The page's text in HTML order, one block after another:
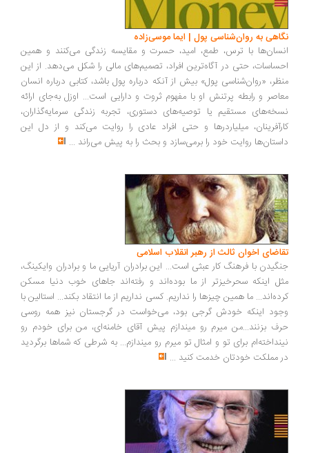
نگاهی به روان‌شناسی پول | ایما موسی‌زاده
انسان‌ها با ترس، طمع، امید، حسرت و مقایسه زندگی می‌کنند و همین
احساسات، حتی در آگاه‌ترین افراد، تصمیم‌های مالی را شکل می‌دهد. از این
منظر، «روان‌شناسی پول» بیش از آنکه درباره پول باشد، کتابی درباره انسان
معاصر و رابطه پرتنش او با مفهوم ثروت و دارایی است... اوزل به‌جای ارائه
نسخه‌های مستقیم یا توصیه‌های دستوری، تجربه زندگی سرمایه‌گذاران،
کارآفرینان، میلیاردرها و حتی افراد عادی را روایت می‌کند و از دل این
داستان‌ها روایت خود را برمی‌سازد و بحث را به پیش می‌راند ...
تقاضای اخوان ثالث از رهبر انقلاب اسلامی
جنگیدن با فرهنگ کار عبثی است... این برادران آریایی ما و برادران وایکینگ،
مثل اینکه سحرخیزتر از ما بوده‌اند و رفته‌اند جاهای خوب دنیا مسکن
کرده‌اند... ما همین چیزها را نداریم. کسی نداریم از ما انتقاد بکند... استالین با
وجود اینکه خودش گرجی بود، می‌خواست در گرجستان نیز همه روسی
حرف بزنند...من میرم رو میندازم پیش آقای خامنه‌ای، من برای خودم رو
نینداخته‌ام برای تو و امثال تو میرم رو میندازم... به شرطی که شماها برگردید
در مملکت خودتان خدمت کنید ...